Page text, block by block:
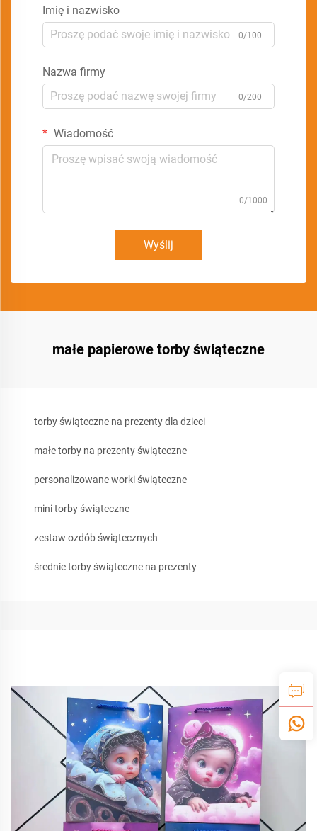
Imię i nazwisko
0/100
Nazwa firmy
0/200
Wiadomość
0/1000
Wyślij
małe papierowe torby świąteczne
torby świąteczne na prezenty dla dzieci
małe torby na prezenty świąteczne
personalizowane worki świąteczne
mini torby świąteczne
zestaw ozdób świątecznych
średnie torby świąteczne na prezenty